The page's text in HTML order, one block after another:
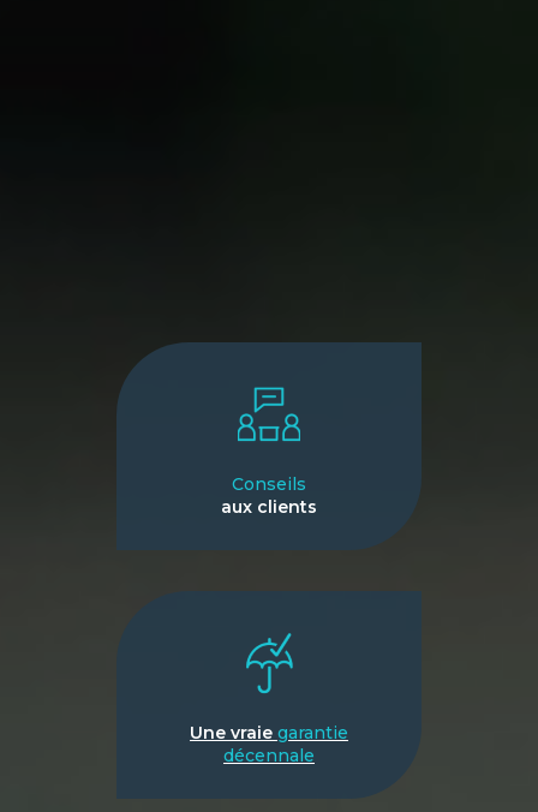
Conseils
aux clients
Une vraie garantie
décennale